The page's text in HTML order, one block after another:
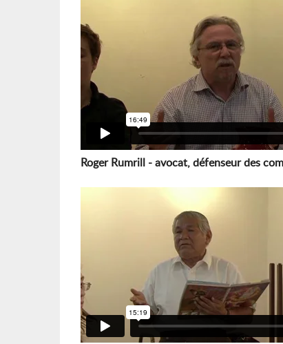
Roger Rumrill - avocat, défenseur des